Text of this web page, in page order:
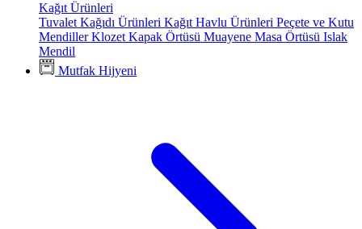
Kağıt Ürünleri
Tuvalet Kağıdı Ürünleri Kağıt Havlu Ürünleri Peçete ve Kutu
MendillerKlozet Kapak Örtüsü Muayene Masa Örtüsü Islak
Mendil
Mutfak Hijyeni